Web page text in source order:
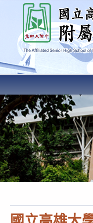
內
容
國立高雄師範大學附屬
High School of
AFFILIATED